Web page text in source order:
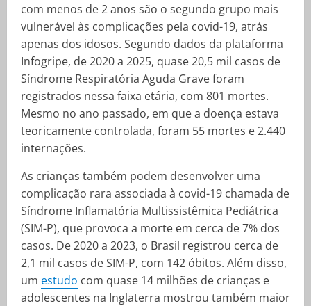
com menos de 2 anos são o segundo grupo mais
vulnerável às complicações pela covid-19, atrás
apenas dos idosos. Segundo dados da plataforma
Infogripe, de 2020 a 2025, quase 20,5 mil casos de
Síndrome Respiratória Aguda Grave foram
registrados nessa faixa etária, com 801 mortes.
Mesmo no ano passado, em que a doença estava
teoricamente controlada, foram 55 mortes e 2.440
internações.
As crianças também podem desenvolver uma
complicação rara associada à covid-19 chamada de
Síndrome Inflamatória Multissistêmica Pediátrica
(SIM-P), que provoca a morte em cerca de 7% dos
casos. De 2020 a 2023, o Brasil registrou cerca de
2,1 mil casos de SIM-P, com 142 óbitos. Além disso,
um estudo com quase 14 milhões de crianças e
adolescentes na Inglaterra mostrou também maior